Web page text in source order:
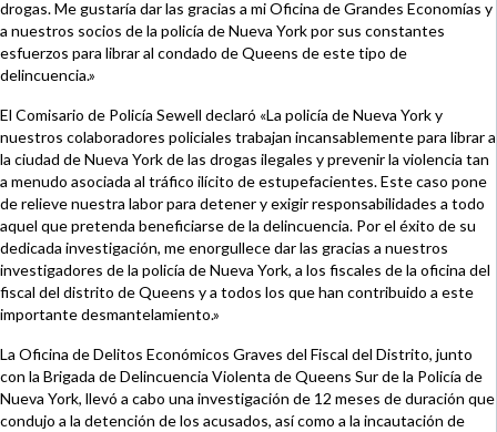
drogas. Me gustaría dar las gracias a mi Oficina de Grandes Economías y
a nuestros socios de la policía de Nueva York por sus constantes
esfuerzos para librar al condado de Queens de este tipo de
delincuencia.»
El Comisario de Policía Sewell declaró «La policía de Nueva York y
nuestros colaboradores policiales trabajan incansablemente para librar a
la ciudad de Nueva York de las drogas ilegales y prevenir la violencia tan
a menudo asociada al tráfico ilícito de estupefacientes. Este caso pone
de relieve nuestra labor para detener y exigir responsabilidades a todo
aquel que pretenda beneficiarse de la delincuencia. Por el éxito de su
dedicada investigación, me enorgullece dar las gracias a nuestros
investigadores de la policía de Nueva York, a los fiscales de la oficina del
fiscal del distrito de Queens y a todos los que han contribuido a este
importante desmantelamiento.»
La Oficina de Delitos Económicos Graves del Fiscal del Distrito, junto
con la Brigada de Delincuencia Violenta de Queens Sur de la Policía de
Nueva York, llevó a cabo una investigación de 12 meses de duración que
condujo a la detención de los acusados, así como a la incautación de